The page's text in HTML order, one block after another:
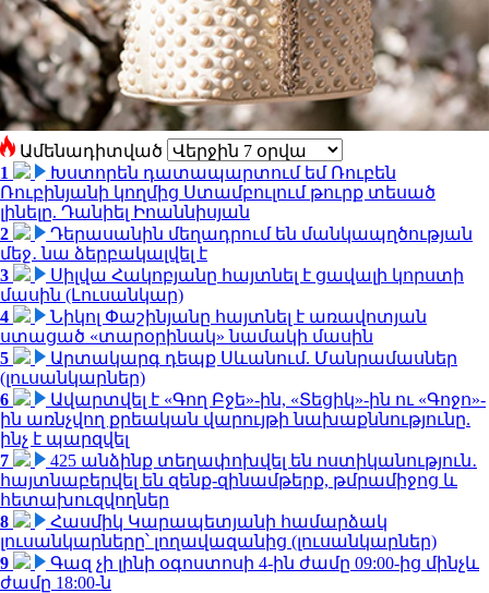
Ամենադիտված
1
Խստորեն դատապարտում եմ Ռուբեն
Ռուբինյանի կողմից Ստամբուլում թուրք տեսած
լինելը. Դանիել Իոաննիսյան
2
Դերասանին մեղադրում են մանկապղծության
մեջ․ նա ձերբակալվել է
3
Սիլվա Հակոբյանը հայտնել է ցավալի կորստի
մասին (Լուսանկար)
4
Նիկոլ Փաշինյանը հայտնել է առավոտյան
ստացած «տարօրինակ» նամակի մասին
5
Արտակարգ դեպք Սևանում. Մանրամասներ
(լուսանկարներ)
6
Ավարտվել է «Գող Բջե»-ին, «Տեցիկ»-ին ու «Գոջո»-
ին առնչվող քրեական վարույթի նախաքննությունը.
ինչ է պարզվել
7
425 անձինք տեղափոխվել են ոստիկանություն․
հայտնաբերվել են զենք-զինամթերք, թմրամիջոց և
հետախուզվողներ
8
Հասմիկ Կարապետյանի համարձակ
լուսանկարները՝ լողավազանից (լուսանկարներ)
9
Գազ չի լինի օգոստոսի 4-ին ժամը 09:00-ից մինչև
ժամը 18:00-ն